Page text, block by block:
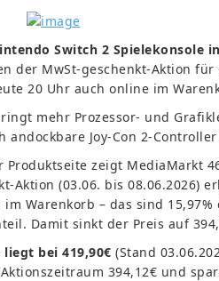
Switch 2 Spielekonsole
der MwSt-geschenkt-Aktion
20 Uhr auch online im
mehr Prozessor- und
andockbare Joy-Con 2-
Produktseite zeigt MediaMarkt
Aktion (03.06. bis 08.06.2026)
Warenkorb – das sind
Damit sinkt der Preis auf
bei 419,90€ (Stand
394,12€ und